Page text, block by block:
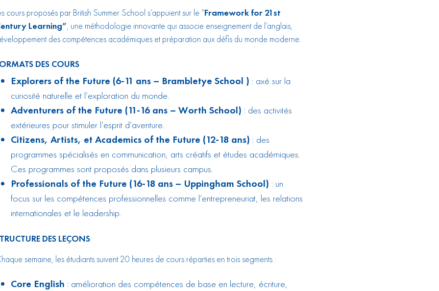
cours proposés par British Summer School s’appuient sur le “Framework for 21st
Learning” , une méthodologie innovante qui associe enseignement de l’anglais,
des compétences académiques et préparation aux défis du monde moderne.
DES COURS
Explorers of the Future (6-11 ans – Brambletye School ) : axé sur la
curiosité naturelle et l’exploration du monde.
Adventurers of the Future (11-16 ans – Worth School) : des activités
extérieures pour stimuler l’esprit d’aventure.
Citizens, Artists, et Academics of the Future (12-18 ans) : des
programmes spécialisés en communication, arts créatifs et études académiques.
Ces programmes sont proposés dans plusieurs campus.
Professionals of the Future (16-18 ans – Uppingham School) : un
focus sur les compétences professionnelles comme l’entrepreneuriat, les relations
internationales et le leadership.
DES LEÇONS
semaine, les étudiants suivent 20 heures de cours réparties en trois segments :
Core English : amélioration des compétences de base en lecture, écriture,